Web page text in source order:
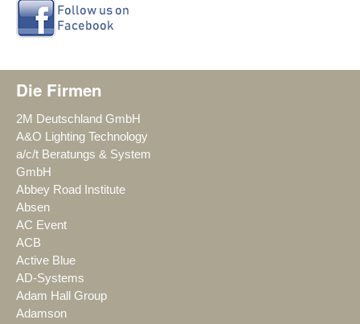
Die Firmen
2M Deutschland GmbH
A&O Lighting Technology
a/c/t Beratungs & System
GmbH
Abbey Road Institute
Absen
AC Event
ACB
Active Blue
AD-Systems
Adam Hall Group
Adamson